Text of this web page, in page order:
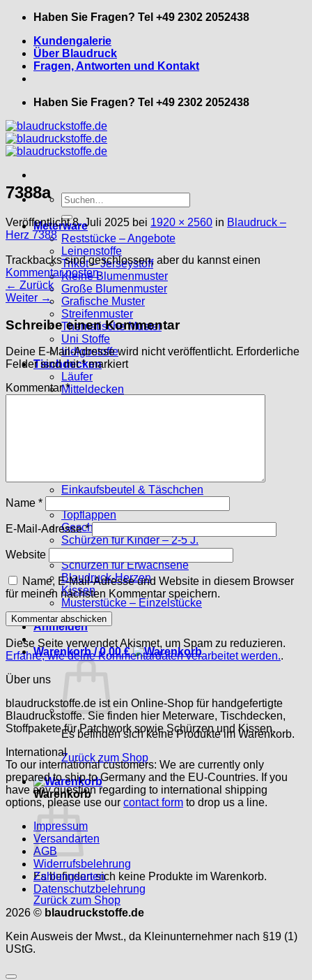
Zum
springen
Haben Sie Fragen? Tel +49 2302 2052438
Kundengalerie
Über Blaudruck
Fragen, Antworten und Kontakt
Haben Sie Fragen? Tel +49 2302 2052438
Suche
nach:
Meterware
Reststücke – Angebote
Leinenstoffe
Trikot – Jerseystoff
Kleine Blumenmuster
Große Blumenmuster
Grafische Muster
Streifenmuster
Thematische Muster
Uni Stoffe
Indigostoffe
Tischdecken
Läufer
Mitteldecken
Einkaufsbeutel & Täschchen
Topflappen
Geschirrtücher
Schürzen für Kinder – 2-5 J.
Schürzen f. Kinder – ab 6 J.
Schürzen für Erwachsene
Blaudruck-Herzen
Kissen
Musterstücke – Einzelstücke
Anmelden
Warenkorb /0,00€
Es befinden sich keine Produkte im Warenkorb.
Zurück zum Shop
Warenkorb
Es befinden sich keine Produkte im Warenkorb.
Zurück zum Shop
7388a
Veröffentlicht8. Juli 2025 bei 1920 × 2560 in Blaudruck –
Herz 7388
Trackbacks sind geschlossen, aber du kannst einen
Kommentar posten.
← Zurück
Weiter →
Schreibe einen Kommentar
Deine E-Mail-Adresse wird nicht veröffentlicht. Erforderliche
Felder sind mit*markiert
Kommentar*
Name *
E-Mail-Adresse*
Website
Name, E-Mail-Adresse und Website in diesem Browser
für meinen nächsten Kommentar speichern.
Diese Seite verwendet Akismet, um Spam zu reduzieren.
Erfahre, wie deine Kommentardaten verarbeitet werden..
Über uns
blaudruckstoffe.de ist ein Online-Shop für handgefertigte
Blaudruckstoffe. Sie finden hier Meterware, Tischdecken,
Stoffpakete für Patchwork sowie Schürzen und Kissen.
International
To our international customers: We are currently only
prepared to ship to Germany and the EU-Countries. If you
have any question regarding to international shipping
options, please use our contact form to drop us a line.
Impressum
Versandarten
AGB
Widerrufsbelehrung
Zahlungsarten
Datenschutzbelehrung
2026 © blaudruckstoffe.de
Kein Ausweis der Mwst., da Kleinunternehmer nach §19 (1)
UStG.